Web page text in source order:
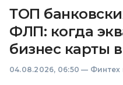
ТОП
ФЛП: когда
бизнес карты
04.08.2026, 06:50 — Финтех